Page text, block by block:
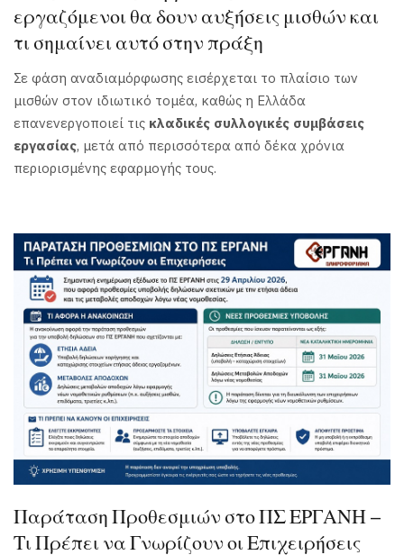
εργαζόμενοι θα δουν αυξήσεις μισθών και
τι σημαίνει αυτό στην πράξη
Σε φάση αναδιαμόρφωσης εισέρχεται το πλαίσιο των
μισθών στον ιδιωτικό τομέα, καθώς η Ελλάδα
επανενεργοποιεί τις κλαδικές συλλογικές συμβάσεις
εργασίας, μετά από περισσότερα από δέκα χρόνια
περιορισμένης εφαρμογής τους.
Παράταση Προθεσμιών στο ΠΣ ΕΡΓΑΝΗ –
Τι Πρέπει να Γνωρίζουν οι Επιχειρήσεις